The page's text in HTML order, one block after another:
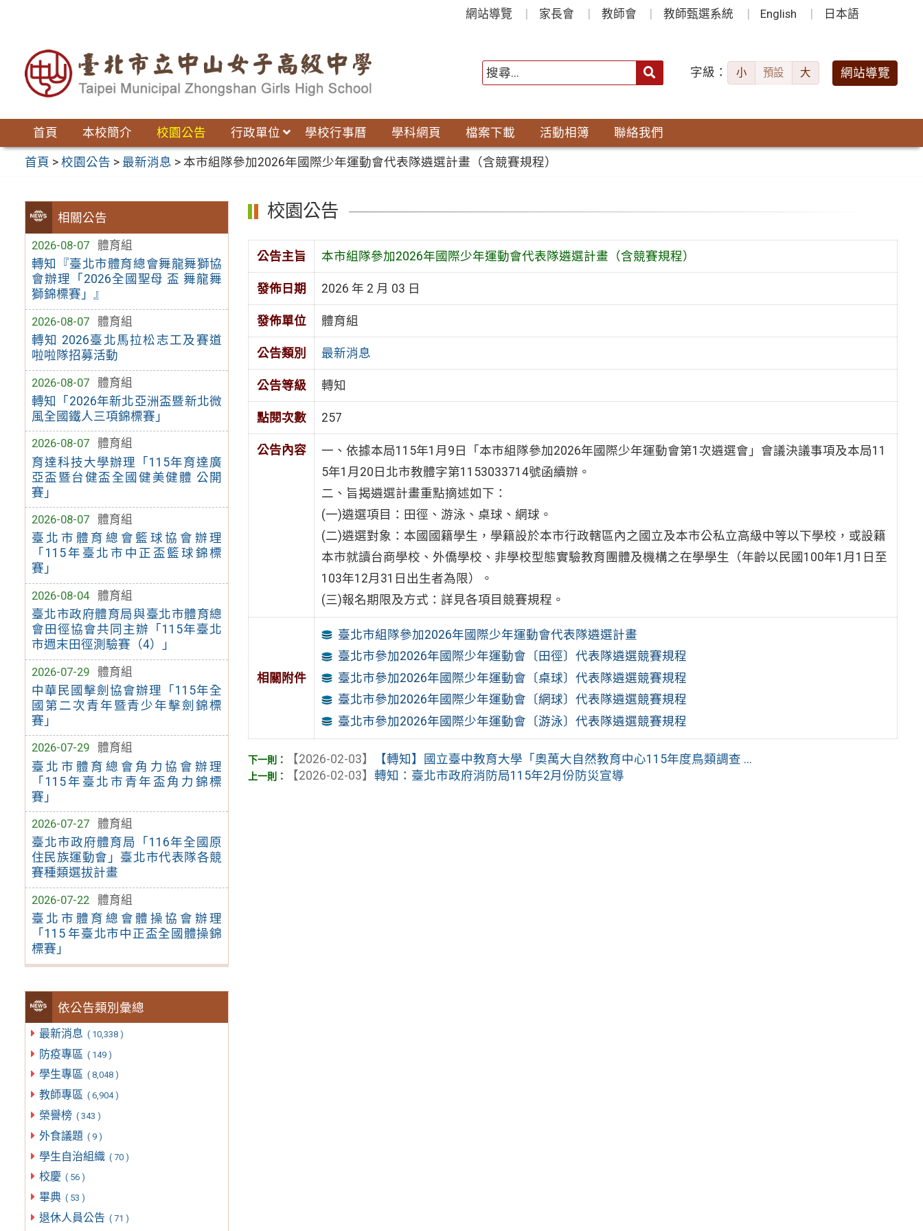
網站導覽 家長會 教師會 教師甄選系統 English 日本語
字級： 小 預設 大 網站導覽
首頁 本校簡介 校園公告 行政單位 學校行事曆 學科網頁 檔案下載 活動相簿 聯絡我們
首頁 >校園公告 > 最新消息 > 本市組隊參加2026年國際少年運動會代表隊遴選計畫（含競賽規程）
相關公告
2026-08-07
體育組
轉知『臺北市體育總會舞龍舞獅協
會辦理「2026全國聖母 盃 舞龍舞
獅錦標賽」』
2026-08-07
體育組
轉知 2026臺北馬拉松志工及賽道
啦啦隊招募活動
2026-08-07
體育組
轉知「2026年新北亞洲盃暨新北微
風全國鐵人三項錦標賽」
2026-08-07
體育組
育達科技大學辦理「115年育達廣
亞盃暨台健盃全國健美健體 公開
賽」
2026-08-07
體育組
臺北市體育總會籃球協會辦理
「115年臺北市中正盃籃球錦標
賽」
2026-08-04
體育組
臺北市政府體育局與臺北市體育總
會田徑協會共同主辦「115年臺北
市週末田徑測驗賽（4）」
2026-07-29
體育組
中華民國擊劍協會辦理「115年全
國第二次青年暨青少年擊劍錦標
賽」
2026-07-29
體育組
臺北市體育總會角力協會辦理
「115年臺北市青年盃角力錦標
賽」
2026-07-27
體育組
臺北市政府體育局「116年全國原
住民族運動會」臺北市代表隊各競
賽種類選拔計畫
2026-07-22
體育組
臺北市體育總會體操協會辦理
「115 年臺北市中正盃全國體操錦
標賽」
依公告類別彙總
最新消息 ( 10,338 )
防疫專區 ( 149 )
學生專區 ( 8,048 )
教師專區 ( 6,904 )
榮譽榜 ( 343 )
外食議題 ( 9 )
學生自治組織 ( 70 )
校慶 ( 56 )
畢典 ( 53 )
退休人員公告 ( 71 )
校園公告
公告主旨 本市組隊參加2026年國際少年運動會代表隊遴選計畫（含競賽規程）
發佈日期 2026 年 2 月 03 日
發佈單位 體育組
公告類別 最新消息
公告等級 轉知
點閱次數 257
公告內容
一、依據本局115年1月9日「本市組隊參加2026年國際少年運動會第1次遴選會」會議決議事項及本局11
5年1月20日北市教體字第1153033714號函續辦。
二、旨揭遴選計畫重點摘述如下：
(一)遴選項目：田徑、游泳、桌球、網球。
(二)遴選對象：本國國籍學生，學籍設於本市行政轄區內之國立及本市公私立高級中等以下學校，或設籍
本市就讀台商學校、外僑學校、非學校型態實驗教育團體及機構之在學學生（年齡以民國100年1月1日至
103年12月31日出生者為限）。
(三)報名期限及方式：詳見各項目競賽規程。
相關附件
臺北市組隊參加2026年國際少年運動會代表隊遴選計畫
臺北市參加2026年國際少年運動會〔田徑〕代表隊遴選競賽規程
臺北市參加2026年國際少年運動會〔桌球〕代表隊遴選競賽規程
臺北市參加2026年國際少年運動會〔網球〕代表隊遴選競賽規程
臺北市參加2026年國際少年運動會〔游泳〕代表隊遴選競賽規程
【2026-02-03】
【轉知】國立臺中教育大學「奧萬大自然教育中心115年度鳥類調查 ...
【2026-02-03】轉知：臺北市政府消防局115年2月份防災宣導